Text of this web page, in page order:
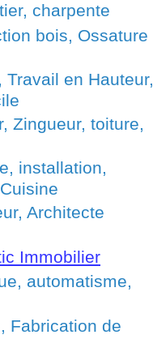
charpente
bois, Ossature
Travail en Hauteur,
Zingueur, toiture,
installation,
Architecte
Immobilier
automatisme,
Fabrication de